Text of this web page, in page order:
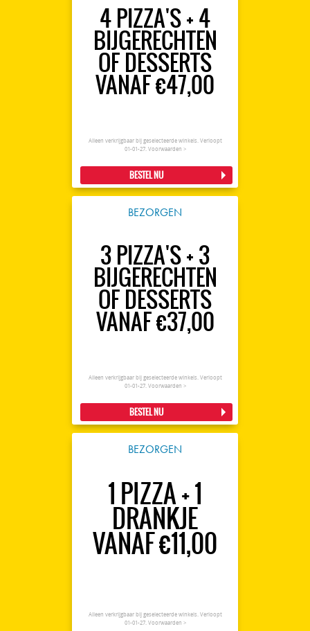
4 PIZZA'S + 4
BIJGERECHTEN
OF DESSERTS
VANAF €47,00
Alleen verkrijgbaar bij geselecteerde winkels. Verloopt
01-01-27. Voorwaarden >
BESTEL NU
BEZORGEN
3 PIZZA'S + 3
BIJGERECHTEN
OF DESSERTS
VANAF €37,00
Alleen verkrijgbaar bij geselecteerde winkels. Verloopt
01-01-27. Voorwaarden >
BESTEL NU
BEZORGEN
1 PIZZA + 1
DRANKJE
VANAF €11,00
Alleen verkrijgbaar bij geselecteerde winkels. Verloopt
01-01-27. Voorwaarden >